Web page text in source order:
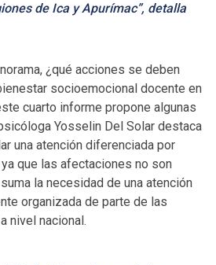
de Ica y Apurímac”, detalla
¿qué acciones se deben
socioemocional docente en
cuarto informe propone algunas
Yosselin Del Solar destaca
una atención diferenciada por
que las afectaciones no son
la necesidad de una atención
organizada de parte de las
nivel nacional.